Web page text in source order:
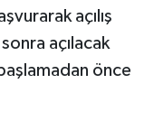
açılış
açılacak
önce